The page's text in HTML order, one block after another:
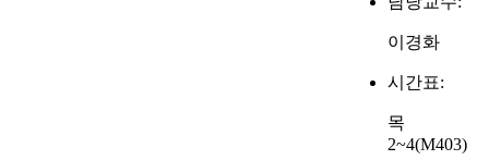
이경화
시간표:
목
2~4(M403)